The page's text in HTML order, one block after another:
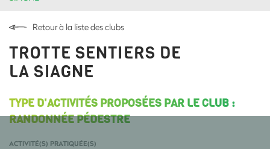
Retour à la liste des clubs
TROTTE SENTIERS DE
LA SIAGNE
TYPE D'ACTIVITÉS PROPOSÉES PAR LE CLUB :
RANDONNÉE PÉDESTRE
ACTIVITÉ(S) PRATIQUÉE(S)